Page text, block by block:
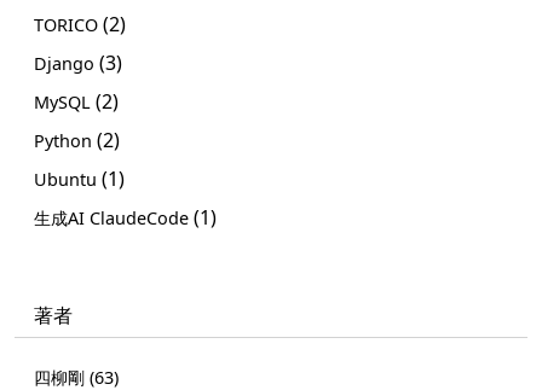
TORICO (2)
Django (3)
MySQL (2)
Python (2)
Ubuntu (1)
生成AI ClaudeCode (1)
著者
四柳剛 (63)